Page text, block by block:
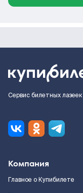
Сервис билетных лазеек
Компания
Главное о Купибилете